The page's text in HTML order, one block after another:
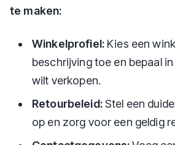
te maken:
Winkelprofiel: Kies een
beschrijving toe en bepaal
wilt verkopen.
Retourbeleid:Stel een
op en zorg voor een geldig